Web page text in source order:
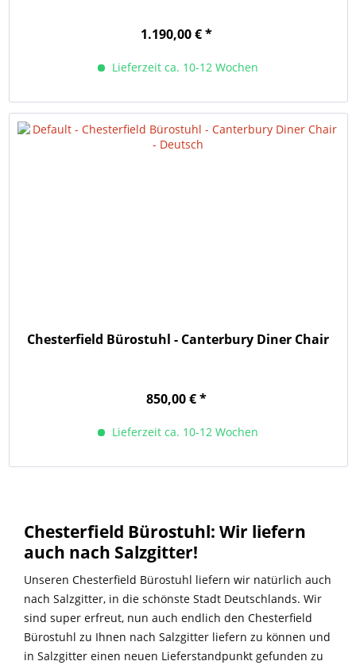
1.190,00 € *
Lieferzeit ca. 10-12 Wochen
Chesterfield Bürostuhl - Canterbury Diner Chair
850,00 € *
Lieferzeit ca. 10-12 Wochen
Chesterfield Bürostuhl: Wir liefern
auch nach Salzgitter!
Unseren Chesterfield Bürostuhl liefern wir natürlich auch
nach Salzgitter, in die schönste Stadt Deutschlands. Wir
sind super erfreut, nun auch endlich den Chesterfield
Bürostuhl zu Ihnen nach Salzgitter liefern zu können und
in Salzgitter einen neuen Lieferstandpunkt gefunden zu